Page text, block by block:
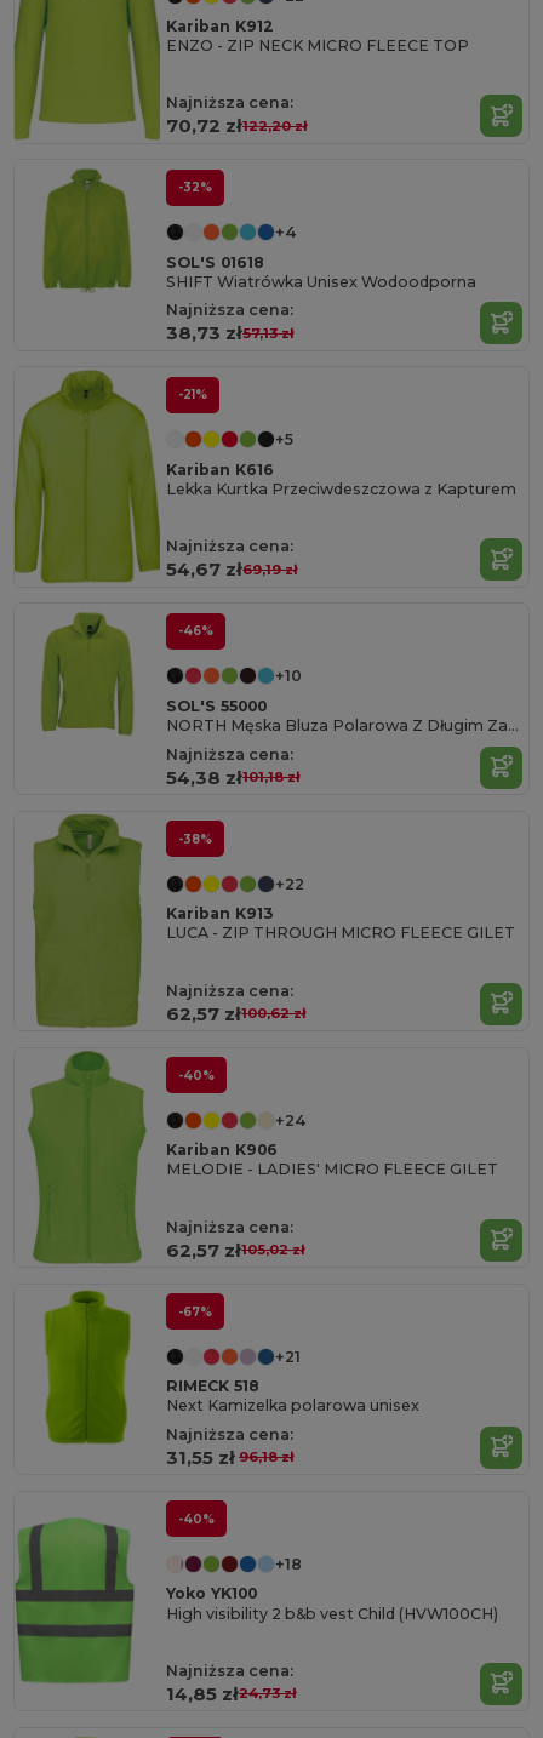
Kariban K912
ENZO - ZIP NECK MICRO FLEECE TOP
Najniższa cena:
70,72 zł122,20 zł
-32%
+4
SOL'S 01618
SHIFT Wiatrówka Unisex Wodoodporna
Najniższa cena:
38,73 zł57,13 zł
-21%
+5
Kariban K616
Lekka Kurtka Przeciwdeszczowa z Kapturem
Najniższa cena:
54,67 zł69,19 zł
-46%
+10
SOL'S 55000
NORTH Męska Bluza Polarowa Z Długim Zamkiem
Najniższa cena:
54,38 zł101,18 zł
-38%
+22
Kariban K913
LUCA - ZIP THROUGH MICRO FLEECE GILET
Najniższa cena:
62,57 zł100,62 zł
-40%
+24
Kariban K906
MELODIE - LADIES' MICRO FLEECE GILET
Najniższa cena:
62,57 zł105,02 zł
-67%
+21
RIMECK 518
Next Kamizelka polarowa unisex
Najniższa cena:
31,55 zł 96,18 zł
-40%
+18
Yoko YK100
High visibility 2 b&b vest Child (HVW100CH)
Najniższa cena:
14,85 zł24,73 zł